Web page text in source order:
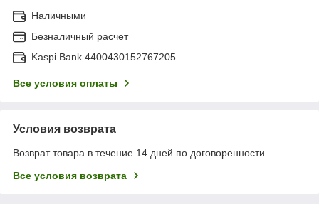
Наличными
Безналичный расчет
Kaspi Bank 4400430152767205
Все условия оплаты
Условия возврата
Возврат товара в течение 14 дней по договоренности
Все условия возврата